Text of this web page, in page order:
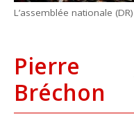
L’assemblée nationale (DR)
Pierre
Bréchon